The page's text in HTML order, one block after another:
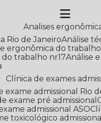
Analises
Rio de Janeiro Análise
ergonômica do
do trabalho nr17 Análise
Clínica de exames
exame admissional Rio
de exame pré admissional
exame admissional ASO
toxicológico admissional